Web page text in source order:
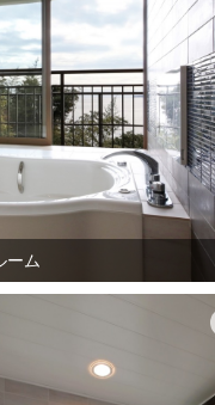
ーム